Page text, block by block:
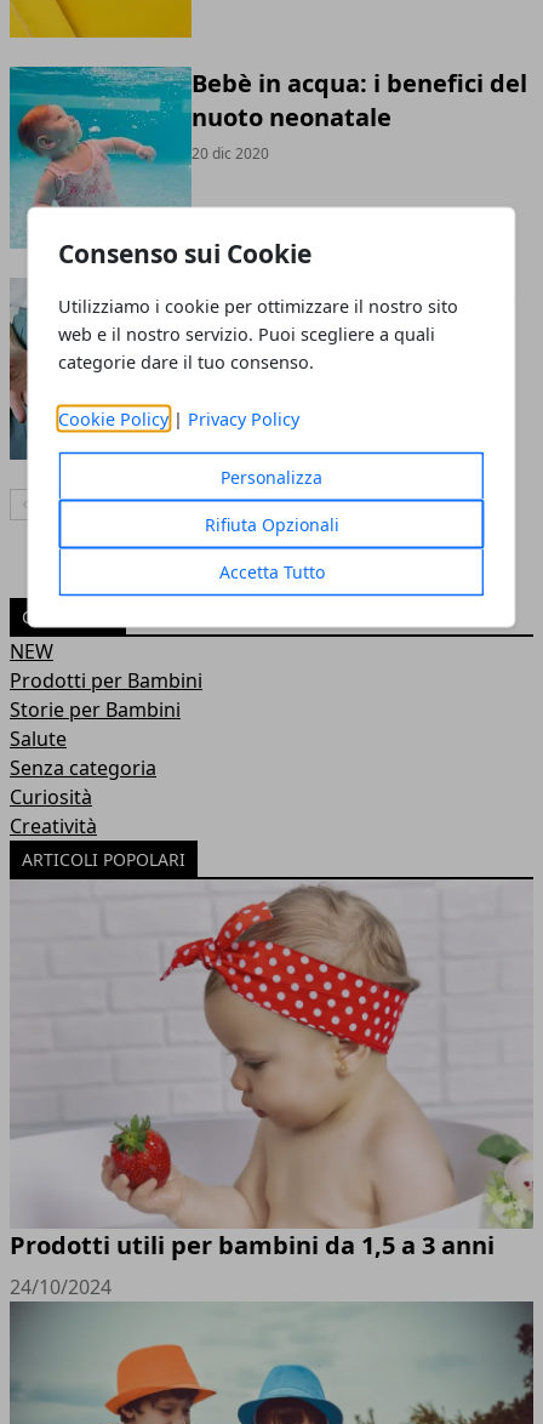
Consenso sui Cookie
Utilizziamo i cookie per ottimizzare il nostro sito
web e il nostro servizio. Puoi scegliere a quali
categorie dare il tuo consenso.
Cookie Policy | Privacy Policy
Personalizza
Rifiuta Opzionali
Accetta Tutto
Bebè in acqua: i benefici del
nuoto neonatale
20 dic 2020
La datazione corretta della
gravidanza
20 dic 2020
Articolo Precedente
Articolo Successivo
CATEGORIE
NEW
Prodotti per Bambini
Storie per Bambini
Salute
Senza categoria
Curiosità
Creatività
ARTICOLI POPOLARI
Prodotti utili per bambini da 1,5 a 3 anni
24/10/2024